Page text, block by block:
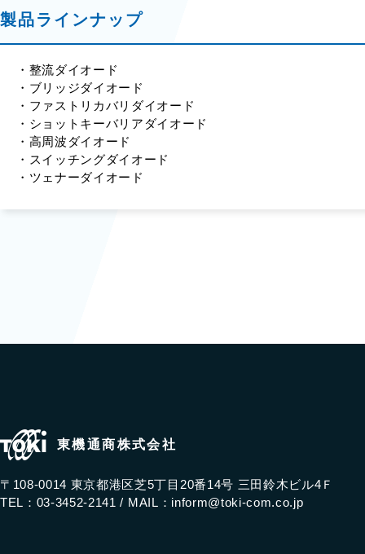
製品ラインナップ
・整流ダイオード
・ブリッジダイオード
・ファストリカバリダイオード
・ショットキーバリアダイオード
・高周波ダイオード
・スイッチングダイオード
・ツェナーダイオード
東機通商株式会社
〒108-0014 東京都港区芝5丁目20番14号 三田鈴木ビル4Ｆ
TEL：03-3452-2141 / MAIL： inform@toki-com.co.jp